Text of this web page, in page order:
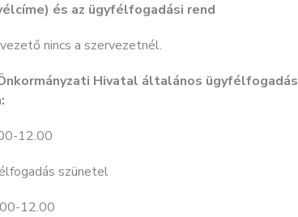
és az ügyfélfogadási rend
nincs a szervezetnél.
Hivatal általános
12.00
szünetel
12.00